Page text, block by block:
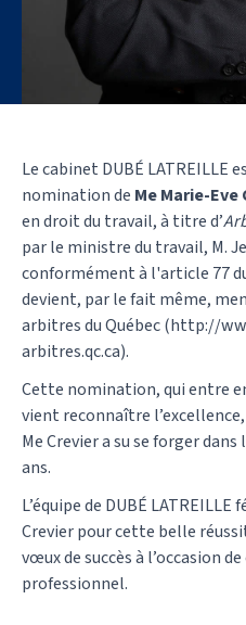
Le cabinet DUBÉ LATREILLE
nomination de Me Marie-Eve
en droit du travail, à titre d’
par le ministre du travail, M.
conformément à l'article 77
devient, par le fait même,
arbitres du Québec (http://
arbitres.qc.ca).
Cette nomination, qui entre
vient reconnaître
Me Crevier a su se forger
ans.
L’équipe de DUBÉ
Crevier pour cette belle
vœux de succès à l’occasion
professionnel.